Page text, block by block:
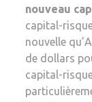
nouveau
capital-
nouvelle
de dollars
capital-